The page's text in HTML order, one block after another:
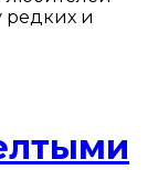
редких и